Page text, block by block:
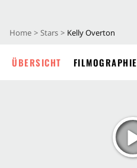
Home Stars Kelly Overton
ÜBERSICHT FILMOGRAPHIE